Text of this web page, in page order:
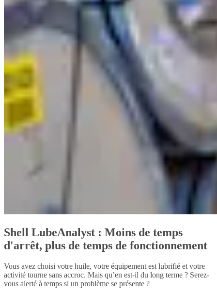
Shell LubeAnalyst : Moins de temps
d'arrêt, plus de temps de fonctionnement
Vous avez choisi votre huile, votre équipement est lubrifié et votre
activité tourne sans accroc. Mais qu’en est-il du long terme ? Serez-
vous alerté à temps si un problème se présente ?